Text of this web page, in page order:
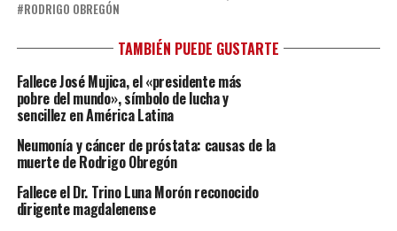
RODRIGO OBREGÓN
TAMBIÉN PUEDE GUSTARTE
Fallece José Mujica, el «presidente más
pobre del mundo», símbolo de lucha y
sencillez en América Latina
Neumonía y cáncer de próstata: causas de la
muerte de Rodrigo Obregón
Fallece el Dr. Trino Luna Morón reconocido
dirigente magdalenense